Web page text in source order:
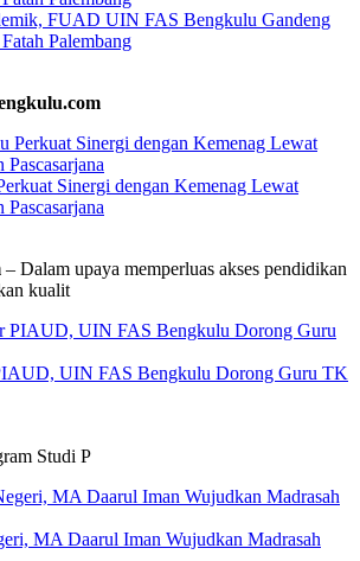
FUAD UIN FAS Bengkulu Gandeng
Palembang
Sinergi dengan Kemenag Lewat
– Dalam upaya memperluas akses pendidikan
kualit
UIN FAS Bengkulu Dorong Guru TK
Studi P
MA Daarul Iman Wujudkan Madrasah